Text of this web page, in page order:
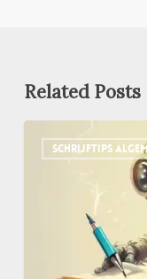
Related Posts
SCHRIJFTIPS
ChatGPT
schrijven?